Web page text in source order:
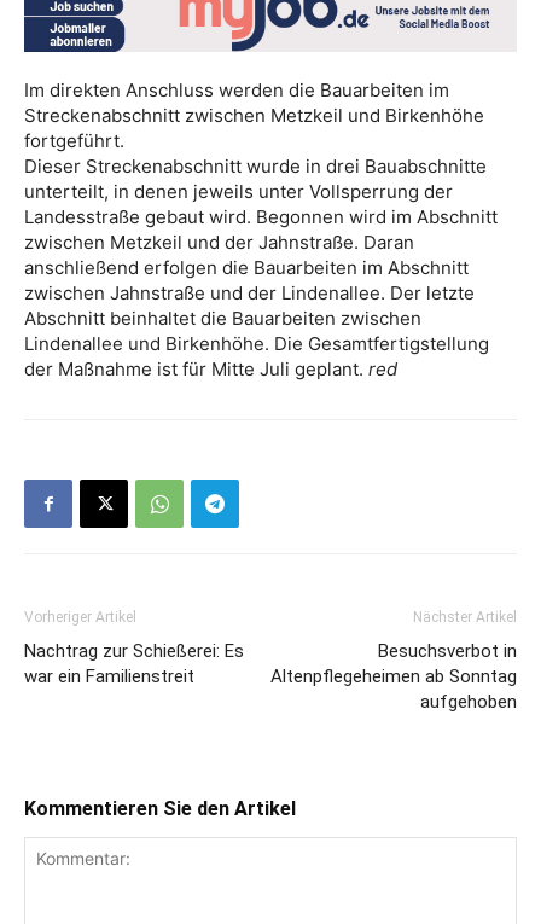
Im direkten Anschluss werden die Bauarbeiten im
Streckenabschnitt zwischen Metzkeil und Birkenhöhe
fortgeführt.
Dieser Streckenabschnitt wurde in drei Bauabschnitte
unterteilt, in denen jeweils unter Vollsperrung der
Landesstraße gebaut wird. Begonnen wird im Abschnitt
zwischen Metzkeil und der Jahnstraße. Daran
anschließend erfolgen die Bauarbeiten im Abschnitt
zwischen Jahnstraße und der Lindenallee. Der letzte
Abschnitt beinhaltet die Bauarbeiten zwischen
Lindenallee und Birkenhöhe. Die Gesamtfertigstellung
der Maßnahme ist für Mitte Juli geplant. red
Vorheriger Artikel
Nachtrag zur Schießerei: Es
war ein Familienstreit
Nächster Artikel
Besuchsverbot in
Altenpflegeheimen ab Sonntag
aufgehoben
Kommentieren Sie den Artikel